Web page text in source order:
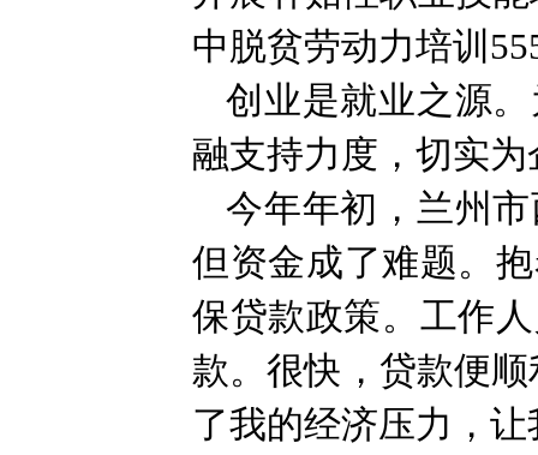
中脱贫劳动力培训
创业是就业之源
融支持力度，切实
今年年初，兰州
但资金成了难题。
保贷款政策。工作
款。很快，贷款便
了我的经济压力，